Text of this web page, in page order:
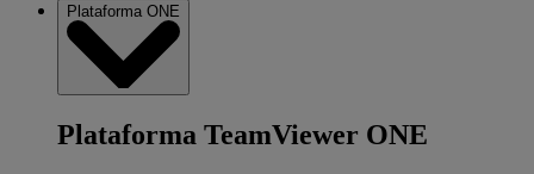
Plataforma ONE
Plataforma TeamViewer ONE